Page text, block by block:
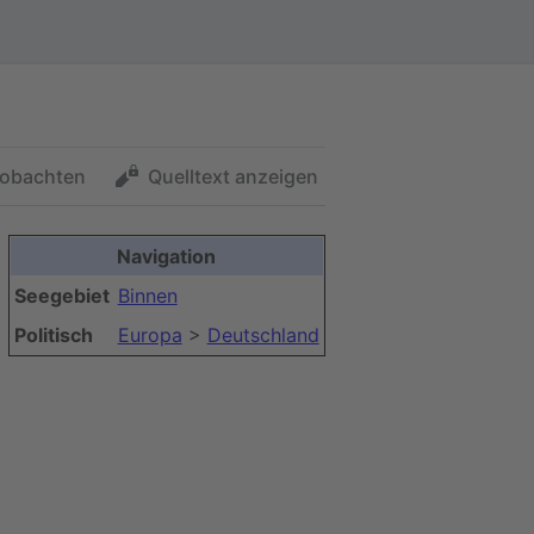
Quelltext anzeigen
Navigation
Seegebiet Binnen
Politisch
Europa > Deutschland